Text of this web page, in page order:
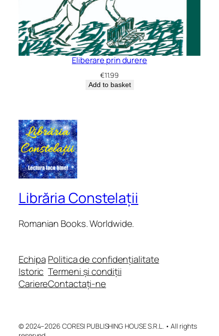
Eliberare prin durere
€11.99
Add to basket
Librăria Constelații
Romanian Books. Worldwide.
Echipa
Istoric
Cariere
Politica de confidențialitate
Termeni și condiții
Contactați-ne
© 2024–2026 CORESI PUBLISHING HOUSE S.R.L. • All rights